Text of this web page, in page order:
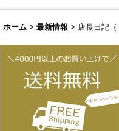
ホーム > 最新情報 > 店長日記（